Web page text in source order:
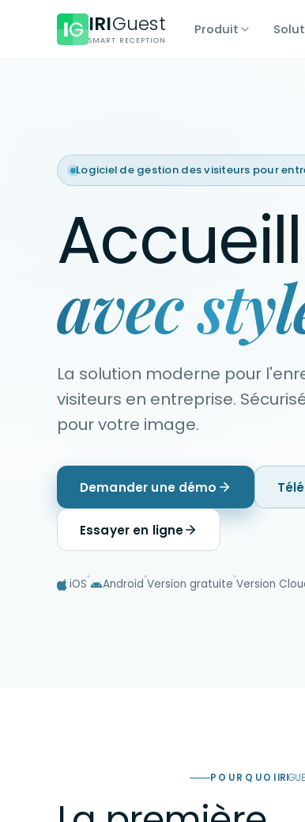
IRIGuest
SMART RECEPTION
Produit
Logiciel de gestion des visiteurs pour
avec
La solution moderne pour
visiteurs en entreprise.
pour votre image.
Demander une démo
Essayer en ligne
iOS Android Version gratuite Version
POURQUOIIRI